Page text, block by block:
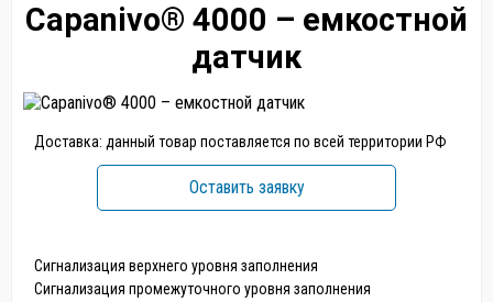
Capanivo® 4000 – емкостной
датчик
Доставка: данный товар поставляется по всей территории РФ
Оставить заявку
Сигнализация верхнего уровня заполнения
Сигнализация промежуточного уровня заполнения